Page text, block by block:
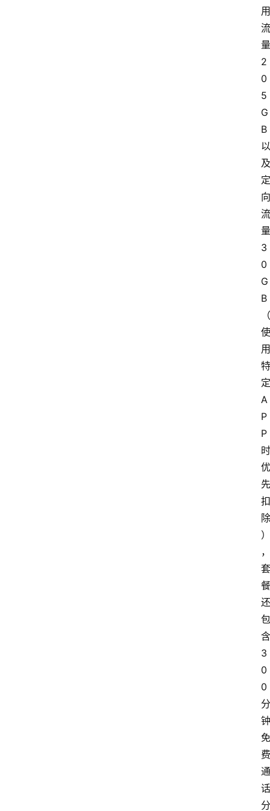
用
流
量
2
0
5
G
B
以
及
定
向
流
量
3
0
G
B
（
使
用
特
定
A
P
P
时
优
先
扣
除
）
，
套
餐
还
包
含
3
0
0
分
钟
免
费
通
话
分